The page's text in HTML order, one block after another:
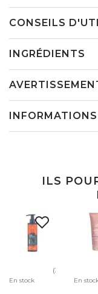
CONSEILS
INGRÉDIENTS
ILS
(3)
En stock En